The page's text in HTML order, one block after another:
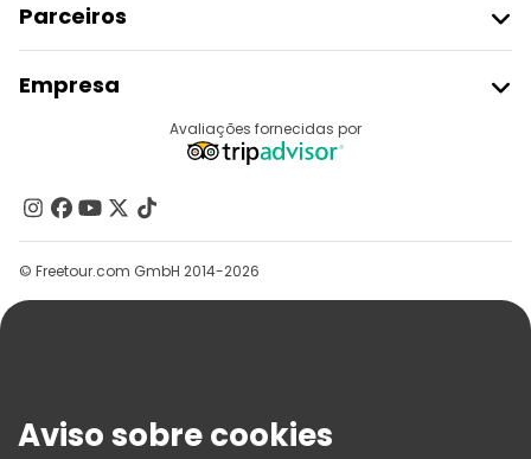
Parceiros
Registo Do Fornecedor
Programa De Afiliados
Empresa
Contacte-Nos
Grupos
Ajuda
Termos E Informações Legais
Avaliações fornecidas por
© Freetour.com GmbH 2014-2026
Aviso sobre cookies